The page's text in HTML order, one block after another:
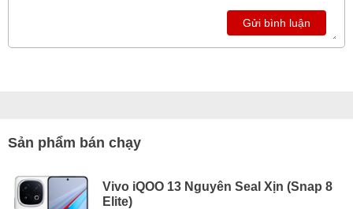
Gửi bình luận
Sản phẩm bán chạy
Vivo iQOO 13 Nguyên Seal Xịn (Snap 8
Elite)